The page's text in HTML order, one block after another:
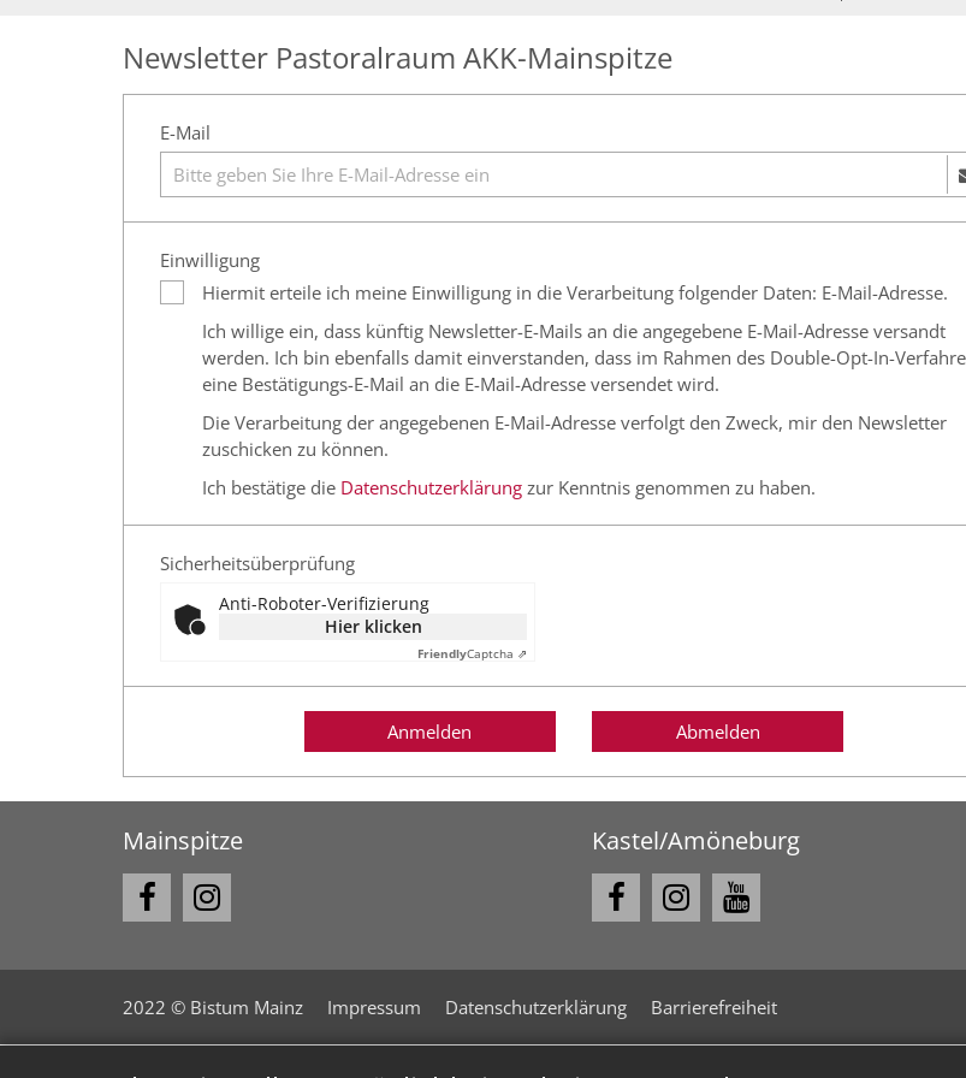
Newsletter Pastoralraum AKK-Mainspitze
E-Mail
Einwilligung
Hiermit erteile ich meine Einwilligung in die Verarbeitung folgender Daten: E-Mail-Adresse.
Ich willige ein, dass künftig Newsletter-E-Mails an die angegebene E-Mail-Adresse versandt
werden. Ich bin ebenfalls damit einverstanden, dass im Rahmen des Double-Opt-In-
eine Bestätigungs-E-Mail an die E-Mail-Adresse versendet wird.
Die Verarbeitung der angegebenen E-Mail-Adresse verfolgt den Zweck, mir den Newsletter
zuschicken zu können.
Ich bestätige die Datenschutzerklärung zur Kenntnis genommen zu haben.
Sicherheitsüberprüfung
Anti-Roboter-Verifizierung
Hier klicken
FriendlyCaptcha ⇗
Anmelden Abmelden
Mainspitze Kastel/Amöneburg
2022 © Bistum Mainz Impressum Datenschutzerklärung Barrierefreiheit